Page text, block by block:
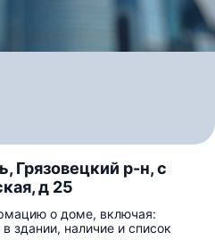
Грязовецкий р-н, с
д 25
о доме, включая:
здании, наличие и список